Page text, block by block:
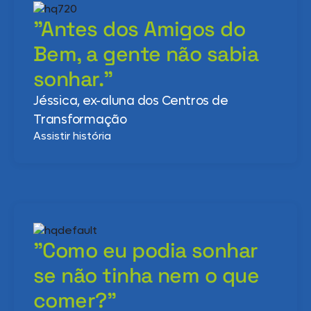
"Antes dos Amigos do
Bem, a gente não sabia
sonhar."
Jéssica, ex-aluna dos Centros de
Transformação
Assistir história
"Como eu podia sonhar
se não tinha nem o que
comer?"